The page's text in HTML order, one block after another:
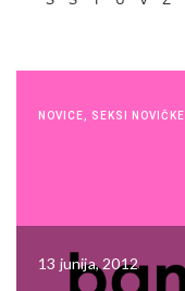
NOVICE SEKSI NOVIČKE
13 junija, 2012